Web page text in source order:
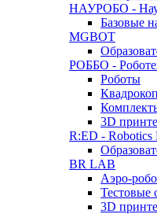
НАУРОБО -
Базовые
MGBOT
РОББО -
Роботы
3D
R:ED - Robotics
BR LAB
Аэро-
Тестовые
3D